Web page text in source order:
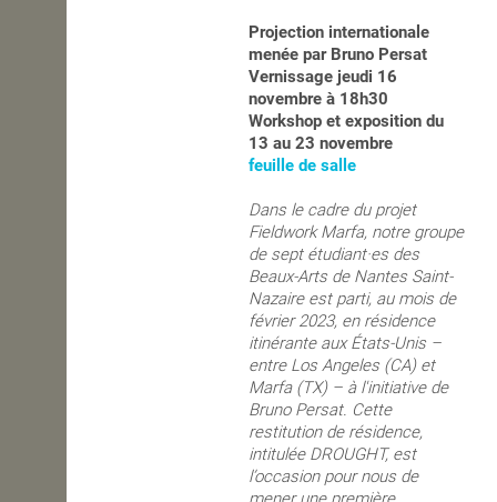
Projection internationale
menée par Bruno Persat
Vernissage jeudi 16
novembre à 18h30
Workshop et exposition du
13 au 23 novembre
feuille de salle
Dans le cadre du projet
Fieldwork Marfa, notre groupe
de sept étudiant·es des
Beaux-Arts de Nantes Saint-
Nazaire est parti, au mois de
février 2023, en résidence
itinérante aux États-Unis –
entre Los Angeles (CA) et
Marfa (TX) – à l'initiative de
Bruno Persat. Cette
restitution de résidence,
intitulée DROUGHT, est
l’occasion pour nous de